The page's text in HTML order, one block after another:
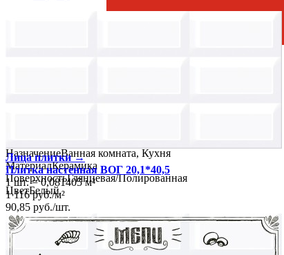
НазначениеВанная комната, Кухня
МатериалКерамика
ПоверхностьГлянцевая/Полированная
ЦветБелый
Лица плитки →
Плитка настенная ВОГ 20,1*40,5
1 шт.=0,081405 м²
1 116 руб./м²
90,85 руб./шт.